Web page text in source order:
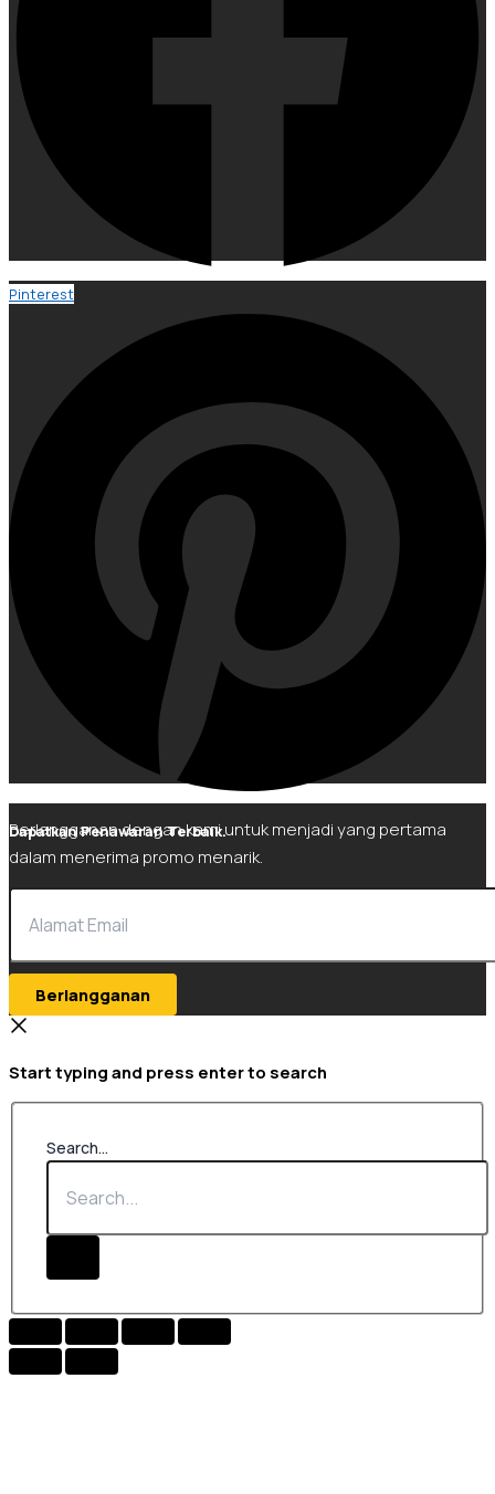
Pinterest
Dapatkan Penawaran Terbaik.
Berlangganan dengan kami untuk menjadi yang pertama
dalam menerima promo menarik.
Berlangganan
Start typing and press enter to search
Search...